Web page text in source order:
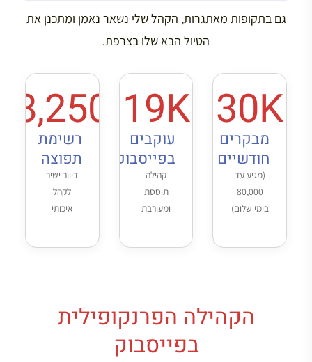
גם בתקופות מאתגרות, הקהל שלי נשאר נאמן ומתכנן את
הטיול הבא שלו בצרפת.
30K
מבקרים
חודשיים
(מגיע עד
80,000
בימי שלום)
19K
עוקבים
בפייסבוק
קהילה
תוססת
ומעורבת
8,250
רשימת
תפוצה
דיוור ישיר
לקהל
איכותי
הקהילה הפרנקופילית
בפייסבוק